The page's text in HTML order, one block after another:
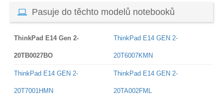
Pasuje do těchto modelů notebooků
ThinkPad E14 Gen 2-
20TB0027BO
ThinkPad E14 GEN 2-
20T6007KMN
ThinkPad E14 GEN 2-
20T7001HMN
ThinkPad E14 GEN 2-
20TA002FML